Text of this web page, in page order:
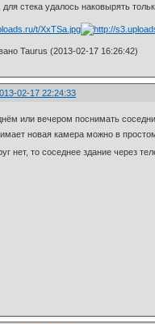
стека удалось наковырять
Taurus (2013-02-17 16:26:42)
02-17 22:24:33
или вечером поснимать
новая камера можно в
нет, то соседнее здание через